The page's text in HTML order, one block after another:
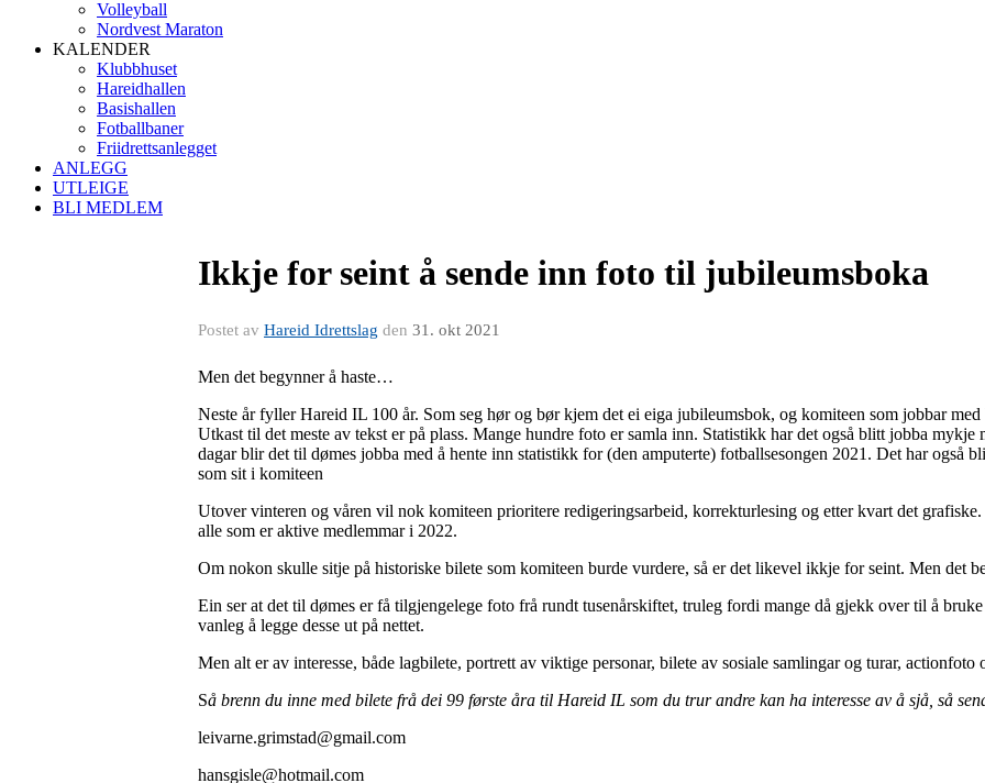
Volleyball
Nordvest Maraton
KALENDER
Klubbhuset
Hareidhallen
Basishallen
Fotballbaner
Friidrettsanlegget
ANLEGG
UTLEIGE
BLI MEDLEM
Ikkje for seint å sende inn foto til jubileumsboka
Postet av Hareid Idrettslag den 31. okt 2021
Men det begynner å haste…
Neste år fyller Hareid IL 100 år. Som seg hør og bør kjem det ei eiga jubileumsbok, og komiteen som jobbar
Utkast til det meste av tekst er på plass. Mange hundre foto er samla inn. Statistikk har det også blitt jobba
dagar blir det til dømes jobba med å hente inn statistikk for (den amputerte) fotballsesongen 2021. Det har også
som sit i komiteen
Utover vinteren og våren vil nok komiteen prioritere redigeringsarbeid, korrekturlesing og etter kvart det
alle som er aktive medlemmar i 2022.
Om nokon skulle sitje på historiske bilete som komiteen burde vurdere, så er det likevel ikkje for seint. Men det
Ein ser at det til dømes er få tilgjengelege foto frå rundt tusenårskiftet, truleg fordi mange då gjekk over til å
vanleg å legge desse ut på nettet.
Men alt er av interesse, både lagbilete, portrett av viktige personar, bilete av sosiale samlingar og turar, actionfoto
Så brenn du inne med bilete frå dei 99 første åra til Hareid IL som du trur andre kan ha interesse av å sjå, så
leivarne.grimstad@gmail.com
hansgisle@hotmail.com